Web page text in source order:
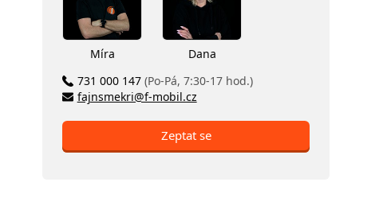
Míra
Dana
731 000 147 (Po-Pá, 7:30-17 hod.)
fajnsmekri@f-mobil.cz
Zeptat se